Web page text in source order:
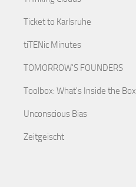
Ticket to Karlsruhe
tiTENic Minutes
TOMORROW'S FOUNDERS
Toolbox: What's Inside the Box
Unconscious Bias
Zeitgeischt